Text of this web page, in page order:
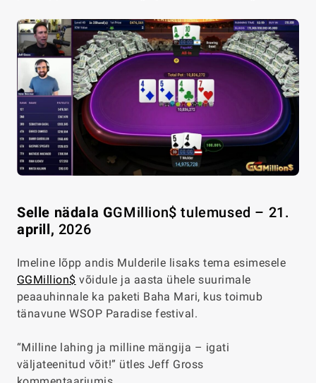
Selle nädala GGMillion$ tulemused – 21.
aprill , 2026
Imeline lõpp andis Mulderile lisaks tema esimesele
GGMillion$ võidule ja aasta ühele suurimale
peaauhinnale ka paketi Baha Mari, kus toimub
tänavune WSOP Paradise festival.
“Milline lahing ja milline mängija – igati
väljateenitud võit!” ütles Jeff Gross